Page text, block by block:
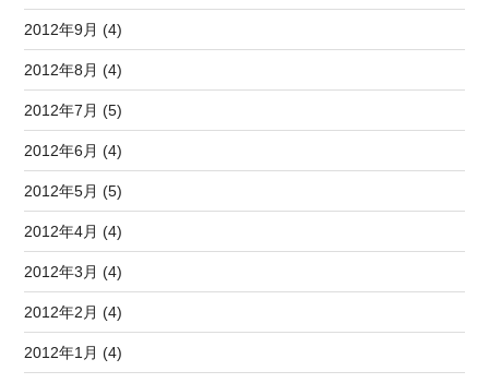
2012年9月 (4)
2012年8月 (4)
2012年7月 (5)
2012年6月 (4)
2012年5月 (5)
2012年4月 (4)
2012年3月 (4)
2012年2月 (4)
2012年1月 (4)